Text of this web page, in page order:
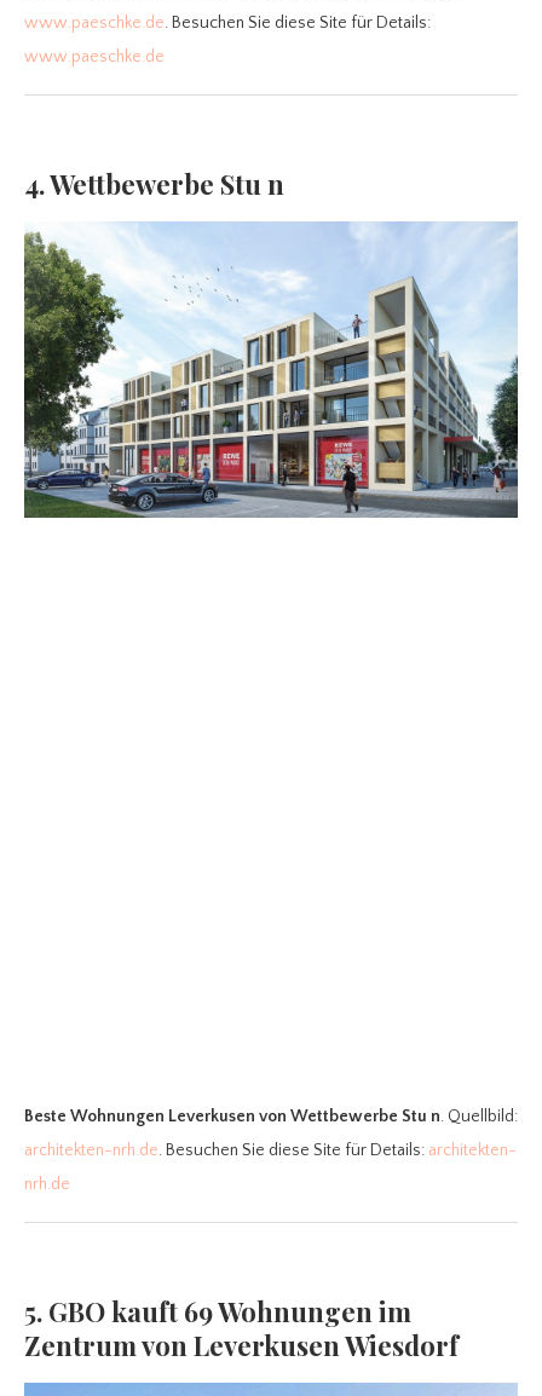
www.paeschke.de. Besuchen Sie diese Site für Details:
www.paeschke.de
4. Wettbewerbe Stu n
Beste Wohnungen Leverkusen von Wettbewerbe Stu n. Quellbild:
architekten-nrh.de. Besuchen Sie diese Site für Details: architekten-
nrh.de
5. GBO kauft 69 Wohnungen im
Zentrum von Leverkusen Wiesdorf